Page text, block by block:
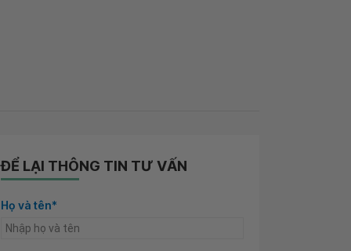
ĐỂ LẠI THÔNG TIN TƯ VẤN
Họ và tên*